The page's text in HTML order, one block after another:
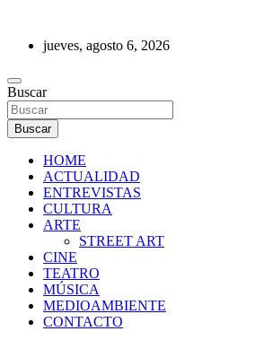
contenidojueves, agosto 6, 2026
REVISTA DE PRENSA
Buscar
Buscar
HOME
ACTUALIDAD
ENTREVISTAS
CULTURA
ARTE
STREET ART
CINE
TEATRO
MÚSICA
MEDIOAMBIENTE
CONTACTO